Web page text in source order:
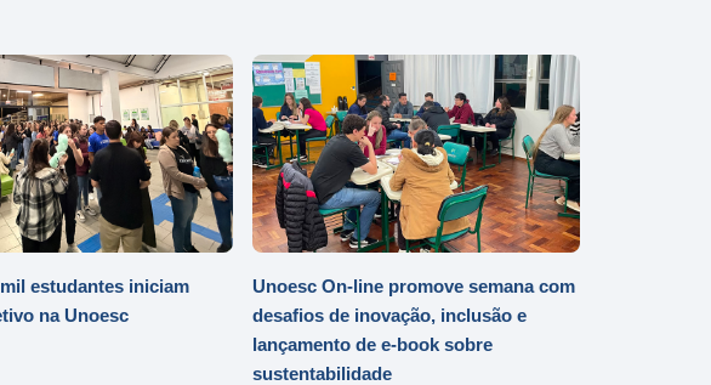
estudantes iniciam
na Unoesc
Unoesc On-line promove semana com
desafios de inovação, inclusão e
lançamento de e-book sobre
sustentabilidade